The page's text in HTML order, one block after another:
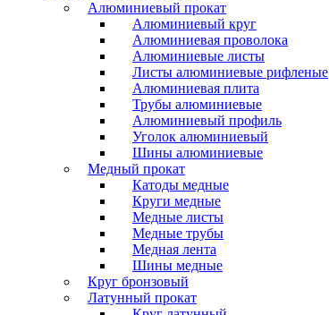
Алюминиевый прокат
Алюминиевый круг
Алюминиевая проволока
Алюминиевые листы
Листы алюминиевые рифленые
Алюминиевая плита
Трубы алюминиевые
Алюминиевый профиль
Уголок алюминиевый
Шины алюминиевые
Медный прокат
Катоды медные
Круги медные
Медные листы
Медные трубы
Медная лента
Шины медные
Круг бронзовый
Латунный прокат